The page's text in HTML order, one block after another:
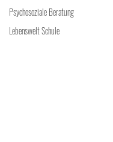
Psychosoziale Beratung
Lebenswelt Schule